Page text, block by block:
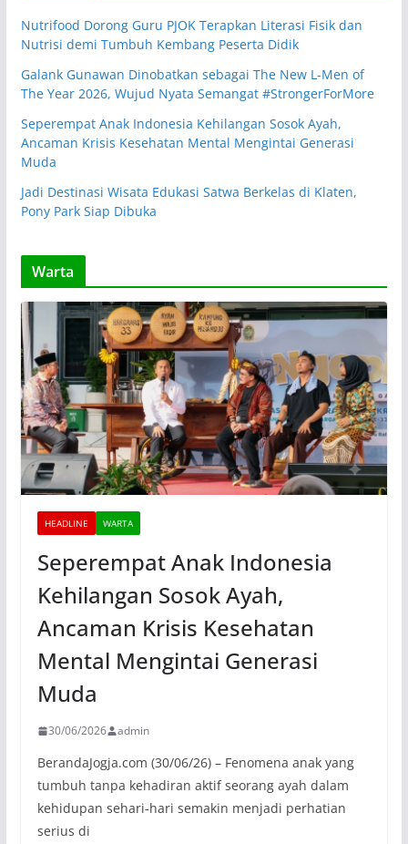
Nutrifood Dorong Guru PJOK Terapkan Literasi Fisik dan
Nutrisi demi Tumbuh Kembang Peserta Didik
Galank Gunawan Dinobatkan sebagai The New L-Men of
The Year 2026, Wujud Nyata Semangat #StrongerForMore
Seperempat Anak Indonesia Kehilangan Sosok Ayah,
Ancaman Krisis Kesehatan Mental Mengintai Generasi
Muda
Jadi Destinasi Wisata Edukasi Satwa Berkelas di Klaten,
Pony Park Siap Dibuka
Warta
HEADLINE WARTA
Seperempat Anak Indonesia
Kehilangan Sosok Ayah,
Ancaman Krisis Kesehatan
Mental Mengintai Generasi
Muda
30/06/2026 admin
BerandaJogja.com (30/06/26) – Fenomena anak yang
tumbuh tanpa kehadiran aktif seorang ayah dalam
kehidupan sehari-hari semakin menjadi perhatian
serius di